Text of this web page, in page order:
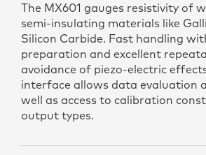
The MX601 gauges resistivity of
semi-insulating materials like
Silicon Carbide. Fast handling
preparation and excellent
avoidance of piezo-electric
interface allows data evaluation
well as access to calibration
output types.